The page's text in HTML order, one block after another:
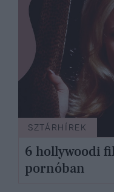
SZTÁRHÍREK
6 hollywoodi
pornóban